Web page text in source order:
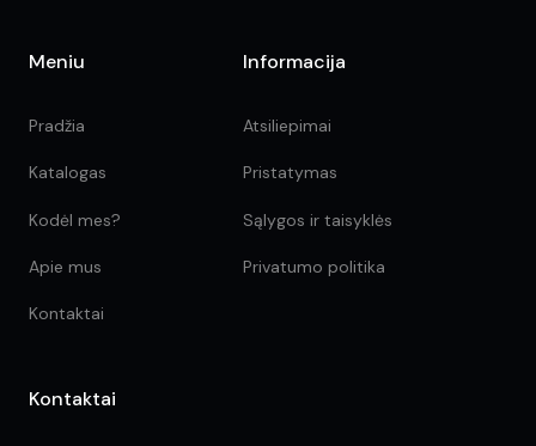
Meniu
Pradžia
Katalogas
Kodėl mes?
Apie mus
Kontaktai
Informacija
Atsiliepimai
Pristatymas
Sąlygos ir taisyklės
Privatumo politika
Kontaktai